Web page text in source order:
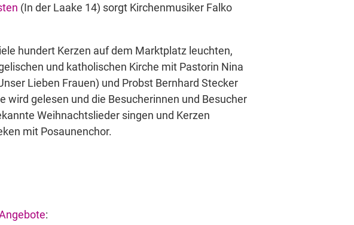
(In der Laake 14) sorgt Kirchenmusiker Falko
hundert Kerzen auf dem Marktplatz leuchten,
und katholischen Kirche mit Pastorin Nina
Lieben Frauen) und Probst Bernhard Stecker
gelesen und die Besucherinnen und Besucher
Weihnachtslieder singen und Kerzen
mit Posaunenchor.
: